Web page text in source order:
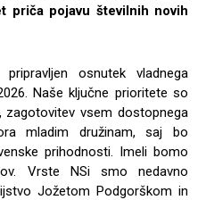
priča pojavu številnih novih
osnutek vladnega
Naše ključne prioritete so
zagotovitev vsem dostopnega
mladim družinam, saj bo
prihodnosti. Imeli bomo
Vrste NSi smo nedavno
Jožetom Podgorškom in